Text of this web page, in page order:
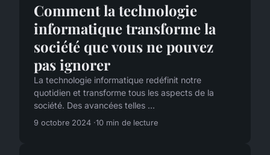
Comment la technologie
informatique transforme la
société que vous ne pouvez
pas ignorer
La technologie informatique redéfinit notre
quotidien et transforme tous les aspects de la
société. Des avancées telles ...
9 octobre 2024 10 min de lecture